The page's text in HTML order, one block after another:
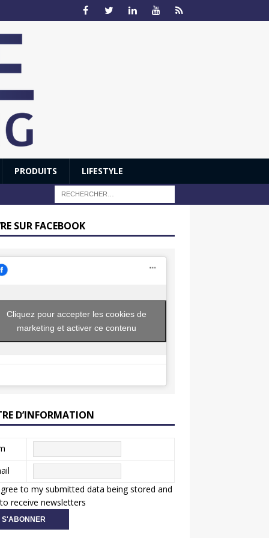
PRODUITS LIFESTYLE
SUR FACEBOOK
Cliquez pour accepter les cookies de
marketing et activer ce contenu
D’INFORMATION
to my submitted data being stored and
receive newsletters